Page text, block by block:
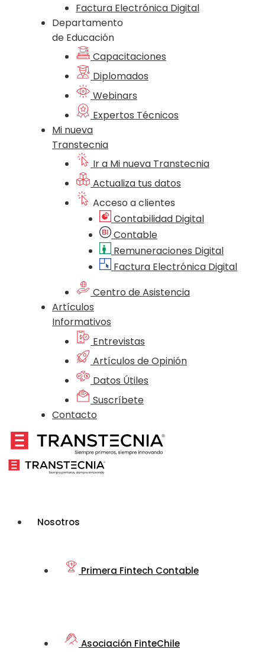
Factura Electrónica Digital
Departamento
de Educación
Capacitaciones
Diplomados
Webinars
Expertos Técnicos
Mi nueva
Transtecnia
Ir a Mi nueva Transtecnia
Actualiza tus datos
Acceso a clientes
Contabilidad Digital
Contable
Remuneraciones Digital
Factura Electrónica Digital
Centro de Asistencia
Artículos
Informativos
Entrevistas
Artículos de Opinión
Datos Útiles
Suscríbete
Contacto
Nosotros
Primera Fintech Contable
Asociación FinteChile